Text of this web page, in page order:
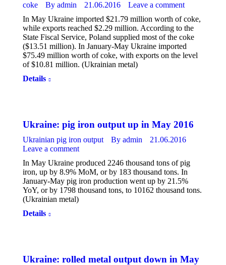
coke By admin 21.06.2016
Leave a comment
In May Ukraine imported $21.79 million worth of coke,
while exports reached $2.29 million. According to the
State Fiscal Service, Poland supplied most of the coke
($13.51 million). In January-May Ukraine imported
$75.49 million worth of coke, with exports on the level
of $10.81 million. (Ukrainian metal)
Details
Ukraine: pig iron output up in May 2016
Ukrainian pig iron output By admin
21.06.2016
Leave a comment
In May Ukraine produced 2246 thousand tons of pig
iron, up by 8.9% MoM, or by 183 thousand tons. In
January-May pig iron production went up by 21.5%
YoY, or by 1798 thousand tons, to 10162 thousand tons.
(Ukrainian metal)
Details
Ukraine: rolled metal output down in May